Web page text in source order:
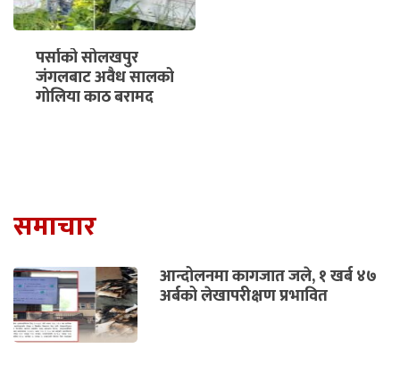
पर्साको सोलखपुर
जंगलबाट अवैध सालको
गोलिया काठ बरामद
समाचार
आन्दोलनमा कागजात जले, १ खर्ब ४७
अर्बको लेखापरीक्षण प्रभावित